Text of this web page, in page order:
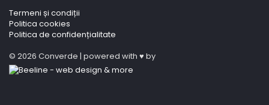
Termeni și condiții
Politica cookies
Politica de confidențialitate
© 2026 Converde | powered with ♥ by